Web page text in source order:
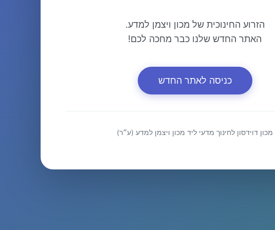
הזרוע החינוכית של מכון ויצמן למדע.
האתר החדש שלנו כבר מחכה לכם!
כניסה לאתר החדש
מכון דוידסון לחינוך מדעי ליד מכון ויצמן למדע (ע״ר)